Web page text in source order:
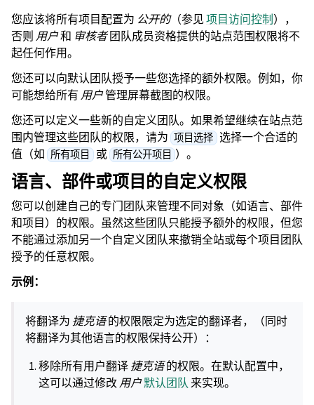
您应该将所有项目配置为 公开的（参见项目访问控制 ），
否则 用户和 审核者团队成员资格提供的站点范围权限将不
起任何作用。
您还可以向默认团队授予一些您选择的额外权限。例如，你
可能想给所有 用户管理屏幕截图的权限。
您还可以定义一些新的自定义团队。如果希望继续在站点范
围内管理这些团队的权限，请为 项目选择 选择一个合适的
值（如 所有项目 或 所有公开项目 ）。
语言、部件或项目的自定义权限
您可以创建自己的专门团队来管理不同对象（如语言、部件
和项目）的权限。虽然这些团队只能授予额外的权限，但您
不能通过添加另一个自定义团队来撤销全站或每个项目团队
授予的任意权限。
示例：
将翻译为 捷克语的权限限定为选定的翻译者，（同时
将翻译为其他语言的权限保持公开）：
移除所有用户翻译捷克语的权限。在默认配置中，
这可以通过修改用户默认团队 来实现。